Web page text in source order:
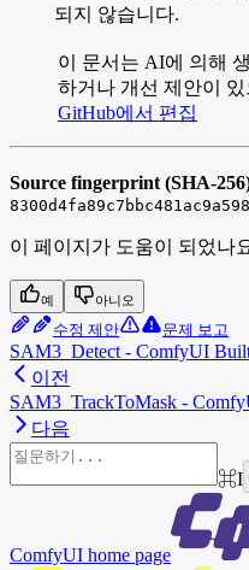
되지 않습니다.
이 문서는 AI에 의해
하거나 개선 제안이
GitHub에서 편집
Source fingerprint (SHA-
이 페이지가 도움이 되었나
예 아니오
수정 제안 문제 보고
SAM3_Detect - ComfyUI
이전
SAM3_TrackToMask -
다음
⌘I
ComfyUI home page